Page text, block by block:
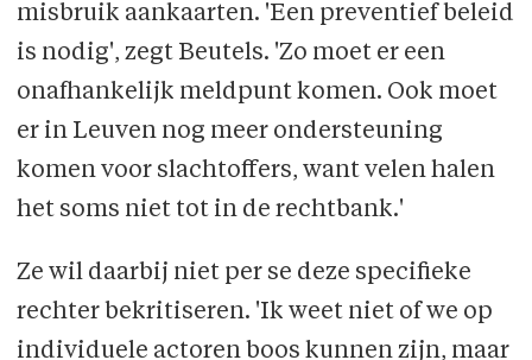
misbruik aankaarten. 'Een preventief beleid
is nodig', zegt Beutels. 'Zo moet er een
onafhankelijk meldpunt komen. Ook moet
er in Leuven nog meer ondersteuning
komen voor slachtoffers, want velen halen
het soms niet tot in de recht­bank.'
Ze wil daarbij niet per se deze specifieke
rechter bekritiseren. 'Ik weet niet of we op
individuele actoren boos kunnen zijn, maar